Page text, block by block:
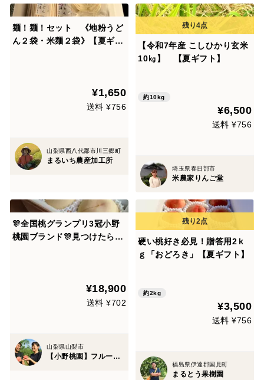
麺！麺！セット 《地粉うど
ん２袋・米麺２袋》【夏ギフ
¥1,650
送料 ¥756
山梨県西八代郡市川三郷町
まるいち農産加工所
【令和7年産 こしひかり玄米
10㎏】 【夏ギフト】
約10kg
¥6,500
送料 ¥756
埼玉県春日部市
米農家りんご堂
🎊全国桃グランプリ3冠小野
桃園ブランド🎊見つけたら超
¥18,900
送料 ¥702
山梨県山梨市
【小野桃園】フルーツ王国山梨ブランド
硬い桃好き必見！贈答用2ｋ
ｇ「おどろき」【夏ギフト】
約2kg
¥3,500
送料 ¥756
福島県伊達郡国見町
まるとう果樹園